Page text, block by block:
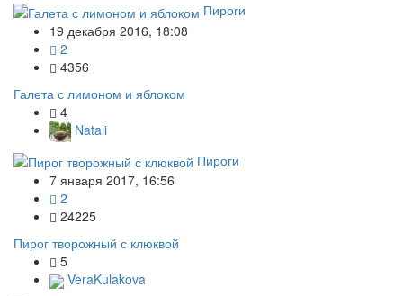
Пироги
19 декабря 2016, 18:08
2
4356
Галета с лимоном и яблоком
4
Natali
Пироги
7 января 2017, 16:56
2
24225
Пирог творожный с клюквой
5
VeraKulakova